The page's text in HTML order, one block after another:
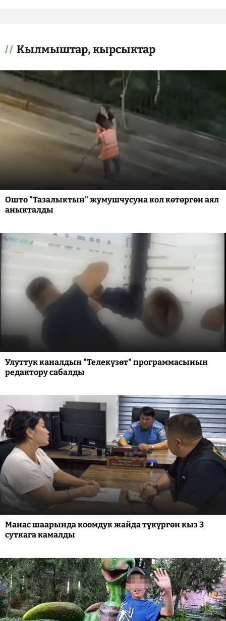
Кылмыштар, кырсыктар
Ошто "Тазалыктын" жумушчусуна кол көтөргөн аял
аныкталды
Улуттук каналдын "Телекүзөт" программасынын
редактору сабалды
Манас шаарында коомдук жайда түкүргөн кыз 3
суткага камалды